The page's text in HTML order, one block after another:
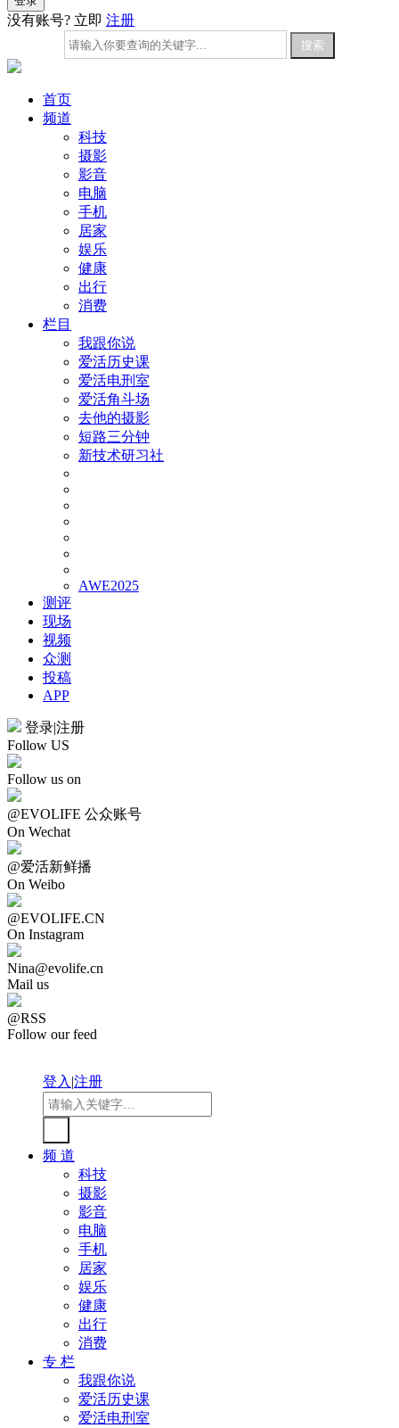
没有账号? 立即 注册
首页
频道
科技
摄影
影音
电脑
手机
居家
娱乐
健康
出行
消费
栏目
我跟你说
爱活历史课
爱活电刑室
爱活角斗场
去他的摄影
短路三分钟
新技术研习社
AWE2025
测评
现场
视频
众测
投稿
APP
登录|注册
Follow US
Follow us on
@EVOLIFE 公众账号
On Wechat
@爱活新鲜播
On Weibo
@EVOLIFE.CN
On Instagram
Nina@evolife.cn
Mail us
@RSS
Follow our feed
登入|注册
频 道
科技
摄影
影音
电脑
手机
居家
娱乐
健康
出行
消费
专 栏
我跟你说
爱活历史课
爱活电刑室